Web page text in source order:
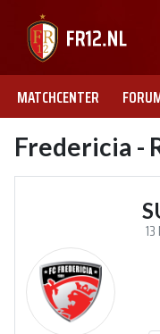
MATCHCENTER
Fredericia -